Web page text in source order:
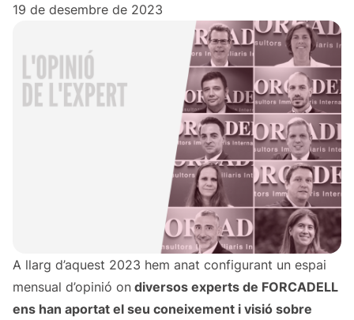
19 de desembre de 2023
A llarg d’aquest 2023 hem anat configurant un espai
mensual d’opinió on diversos experts de FORCADELL
ens han aportat el seu coneixement i visió sobre